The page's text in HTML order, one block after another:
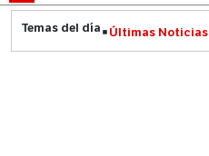
Últimas Noticias